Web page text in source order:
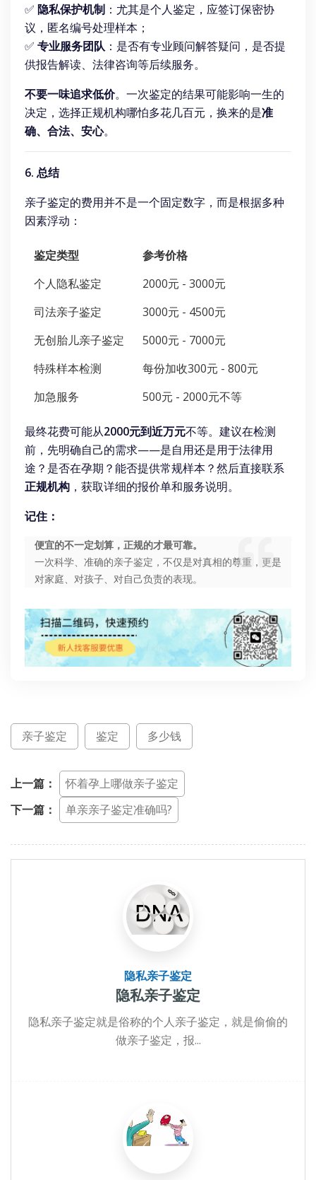
✅ 隐私保护机制 ：尤其是个人鉴定，应签订保密协
议，匿名编号处理样本；
✅ 专业服务团队 ：是否有专业顾问解答疑问，是否提
供报告解读、法律咨询等后续服务。
不要一味追求低价。一次鉴定的结果可能影响一生的
决定，选择正规机构哪怕多花几百元，换来的是准
确、合法、安心。
6. 总结
亲子鉴定的费用并不是一个固定数字，而是根据多种
因素浮动：
鉴定类型
参考价格
个人隐私鉴定
2000元 - 3000元
司法亲子鉴定
3000元 - 4500元
无创胎儿亲子鉴定
5000元 - 7000元
特殊样本检测
每份加收300元 - 800元
加急服务
500元 - 2000元不等
最终花费可能从2000元到近万元不等。建议在检测
前，先明确自己的需求——是自用还是用于法律用
途？是否在孕期？能否提供常规样本？然后直接联系
正规机构 ，获取详细的报价单和服务说明。
记住：
便宜的不一定划算，正规的才最可靠。
一次科学、准确的亲子鉴定，不仅是对真相的尊重，更是
对家庭、对孩子、对自己负责的表现。
亲子鉴定 鉴定 多少钱
上一篇：
怀着孕上哪做亲子鉴定
下一篇：
单亲亲子鉴定准确吗?
隐私亲子鉴定
隐私亲子鉴定
隐私亲子鉴定就是俗称的个人亲子鉴定，就是偷偷的
做亲子鉴定，报...